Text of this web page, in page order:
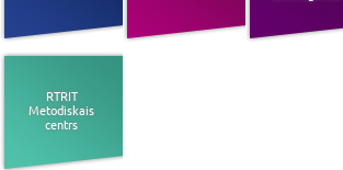
RTRIT
Metodiskais
centrs